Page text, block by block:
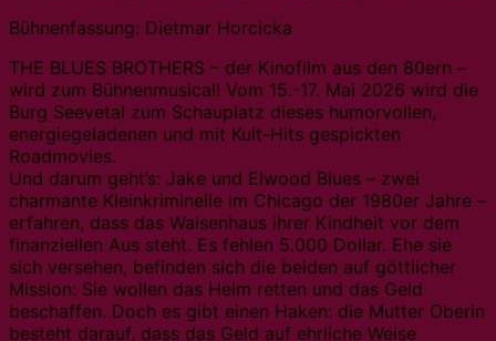
Bühnenfassung: Dietmar Horcicka
THE BLUES BROTHERS – der Kinofilm aus den 80ern –
wird zum Bühnenmusical! Vom 15.-17. Mai 2026 wird die
Burg Seevetal zum Schauplatz dieses humorvollen,
energiegeladenen und mit Kult-Hits gespickten
Roadmovies.
Und darum geht’s: Jake und Elwood Blues – zwei
charmante Kleinkriminelle im Chicago der 1980er Jahre –
erfahren, dass das Waisenhaus ihrer Kindheit vor dem
finanziellen Aus steht. Es fehlen 5.000 Dollar. Ehe sie
sich versehen, befinden sich die beiden auf göttlicher
Mission: Sie wollen das Heim retten und das Geld
beschaffen. Doch es gibt einen Haken: die Mutter Oberin
besteht darauf, dass das Geld auf ehrliche Weise